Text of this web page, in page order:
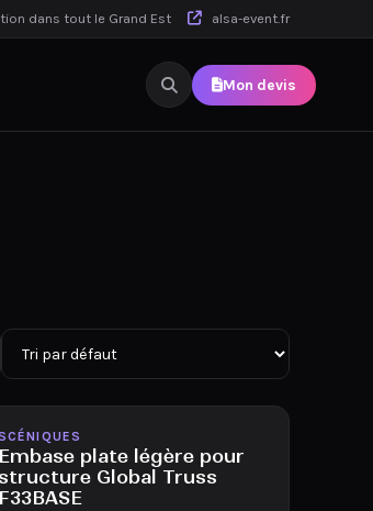
dans tout le Grand Est alsa-event.fr
Mon devis
Disponible
Embase plate légère pour
structure Global Truss
F33BASE